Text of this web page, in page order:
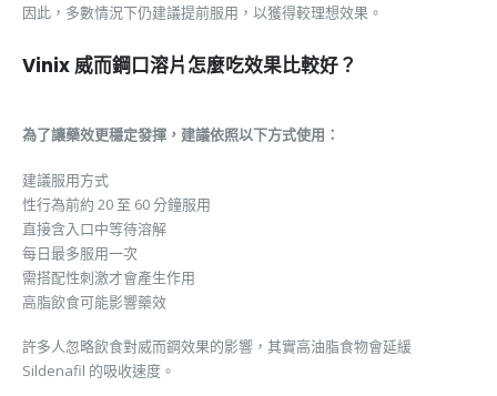
因此，多數情況下仍建議提前服用，以獲得較理想效果。
Vinix 威而鋼口溶片怎麼吃效果比較好？
為了讓藥效更穩定發揮，建議依照以下方式使用：
建議服用方式
性行為前約 20 至 60 分鐘服用
直接含入口中等待溶解
每日最多服用一次
需搭配性刺激才會產生作用
高脂飲食可能影響藥效
許多人忽略飲食對威而鋼效果的影響，其實高油脂食物會延緩
Sildenafil 的吸收速度。